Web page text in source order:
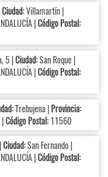
Ciudad:Villamartín |
|Código Postal:
5 |Ciudad:San Roque |
|Código Postal:
Trebujena |Provincia:
|Código Postal:11560
Ciudad:San Fernando |
|Código Postal: